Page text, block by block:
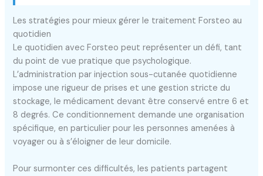
Les stratégies pour mieux gérer le traitement Forsteo au
quotidien
Le quotidien avec Forsteo peut représenter un défi, tant
du point de vue pratique que psychologique.
L’administration par injection sous-cutanée quotidienne
impose une rigueur de prises et une gestion stricte du
stockage, le médicament devant être conservé entre 6 et
8 degrés. Ce conditionnement demande une organisation
spécifique, en particulier pour les personnes amenées à
voyager ou à s’éloigner de leur domicile.
Pour surmonter ces difficultés, les patients partagent